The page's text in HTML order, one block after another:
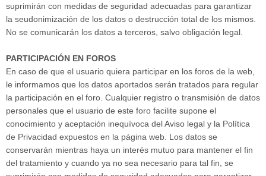
suprimirán con medidas de seguridad adecuadas para garantizar
la seudonimización de los datos o destrucción total de los mismos.
No se comunicarán los datos a terceros, salvo obligación legal.
PARTICIPACIÓN EN FOROS
En caso de que el usuario quiera participar en los foros de la web,
le informamos que los datos aportados serán tratados para regular
la participación en el foro. Cualquier registro o transmisión de datos
personales que el usuario de este foro facilite supone el
conocimiento y aceptación inequívoca del Aviso legal y la Política
de Privacidad expuestos en la página web. Los datos se
conservarán mientras haya un interés mutuo para mantener el fin
del tratamiento y cuando ya no sea necesario para tal fin, se